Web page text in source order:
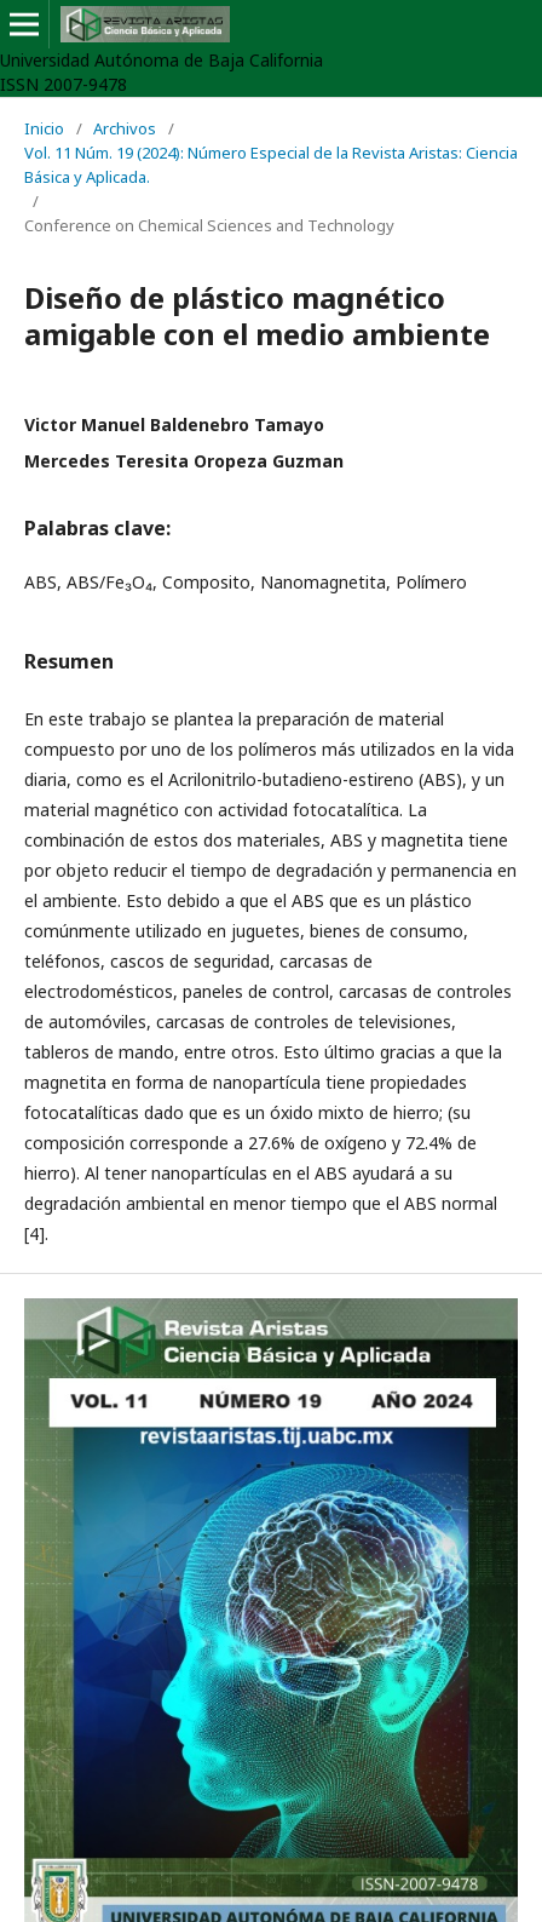
Universidad Autónoma de Baja California
ISSN 2007-9478
Inicio / Archivos
/
Vol. 11 Núm. 19 (2024): Número Especial de la Revista Aristas: Ciencia
Básica y Aplicada.
/
Conference on Chemical Sciences and Technology
Diseño de plástico magnético
amigable con el medio ambiente
Victor Manuel Baldenebro Tamayo
Mercedes Teresita Oropeza Guzman
Palabras clave:
ABS, ABS/Fe₃O₄, Composito, Nanomagnetita, Polímero
Resumen
En este trabajo se plantea la preparación de material
compuesto por uno de los polímeros más utilizados en la vida
diaria, como es el Acrilonitrilo-butadieno-estireno (ABS), y un
material magnético con actividad fotocatalítica. La
combinación de estos dos materiales, ABS y magnetita tiene
por objeto reducir el tiempo de degradación y permanencia en
el ambiente. Esto debido a que el ABS que es un plástico
comúnmente utilizado en juguetes, bienes de consumo,
teléfonos, cascos de seguridad, carcasas de
electrodomésticos, paneles de control, carcasas de controles
de automóviles, carcasas de controles de televisiones,
tableros de mando, entre otros. Esto último gracias a que la
magnetita en forma de nanopartícula tiene propiedades
fotocatalíticas dado que es un óxido mixto de hierro; (su
composición corresponde a 27.6% de oxígeno y 72.4% de
hierro). Al tener nanopartículas en el ABS ayudará a su
degradación ambiental en menor tiempo que el ABS normal
[4].